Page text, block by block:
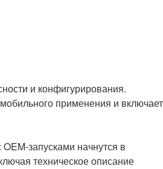
и конфигурирования.
применения и включает
запусками начнутся в
техническое описание